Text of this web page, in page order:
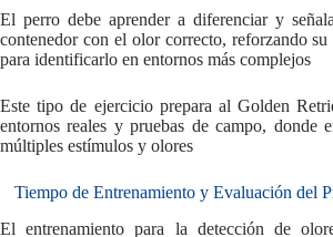
El perro debe aprender a diferenciar y
contenedor con el olor correcto, reforzando su
para identificarlo en entornos más complejos
Este tipo de ejercicio prepara al Golden
entornos reales y pruebas de campo, donde
múltiples estímulos y olores
Tiempo de Entrenamiento y Evaluación del
El entrenamiento para la detección de